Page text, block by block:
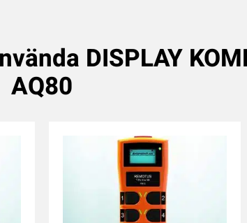
DISPLAY
AQ80